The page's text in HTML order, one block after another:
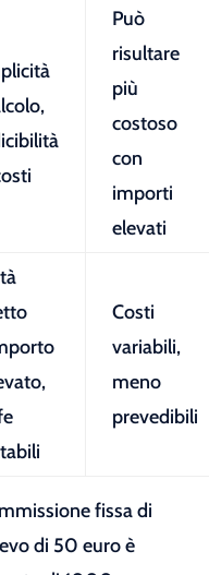
Può
risultare
più
costoso
con
importi
elevati
Costi
variabili,
meno
prevedibili
fissa di
di 50 euro è